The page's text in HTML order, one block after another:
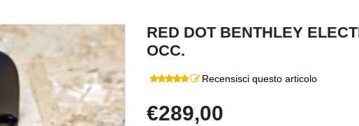
RED DOT BENTHLEY
OCC.
Recensisci questo articolo
€289,00